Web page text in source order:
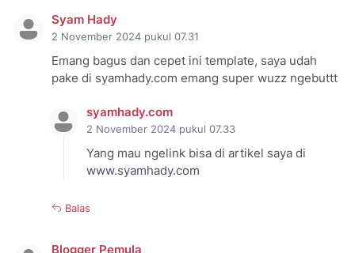
Syam Hady
2 November 2024 pukul 07.31
Emang bagus dan cepet ini template, saya udah
pake di syamhady.com emang super wuzz ngebuttt
syamhady.com
2 November 2024 pukul 07.33
Yang mau ngelink bisa di artikel saya di
www.syamhady.com
Balas
Blogger Pemula